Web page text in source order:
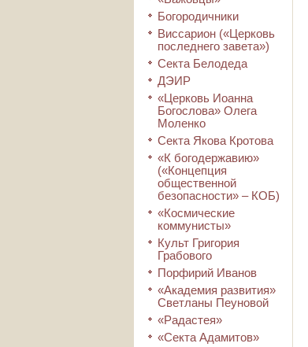
Богородичники
Виссарион («Церковь
последнего завета»)
Секта Белодеда
ДЭИР
«Церковь Иоанна
Богослова» Олега
Моленко
Секта Якова Кротова
«К богодержавию»
(«Концепция
общественной
безопасности» – КОБ)
«Космические
коммунисты»
Культ Григория
Грабового
Порфирий Иванов
«Академия развития»
Светланы Пеуновой
«Радастея»
«Секта Адамитов»